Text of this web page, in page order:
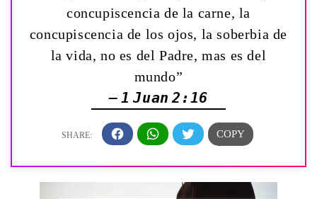
concupiscencia de la carne, la
concupiscencia de los ojos, la soberbia de
la vida, no es del Padre, mas es del
mundo”
— 1 Juan 2:16